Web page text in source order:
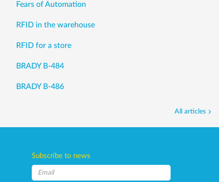
Fears of Automation
RFID in the warehouse
RFID for a store
BRADY B-484
BRADY B-486
All articles
Subscribe to news